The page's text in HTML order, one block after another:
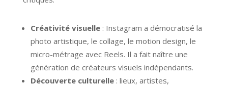
Créativité visuelle: Instagram a démocratisé la
photo artistique, le collage, le motion design, le
micro-métrage avec Reels. Il a fait naître une
génération de créateurs visuels indépendants.
Découverte culturelle: lieux, artistes,